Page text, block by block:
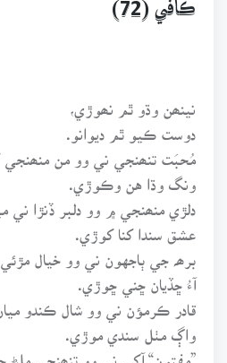
ڪافي (72)
نينھن وڌو ٿم نھوڙي،
دوست ڪيو ٿم ديوانو.
مُحبَت تنھنجي ني وو من منھنجي
ونگ وڌا هن وڪوڙي.
دلڙي منھنجي ۾ وو دلبر ڏنڙا ني
عشق سندا کنا کوڙي.
برھہ جي ٻاجهون ني وو خيال مڙئي
آءُ ڇڏيان ڇني ڇوڙي.
قادر ڪرمؤن ني وو شال ڪندو
واڳ مٺل سندي موڙي.
”مفتون“ آکي ني وو تنھنجي ملڻ